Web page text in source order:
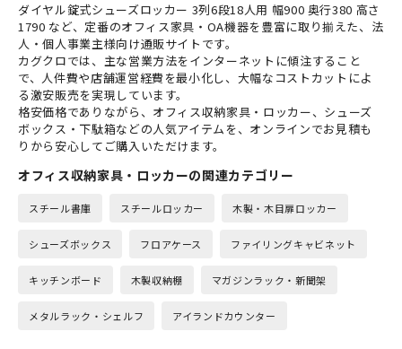
ダイヤル錠式シューズロッカー 3列6段18人用 幅900 奥行380 高さ
1790 など、定番のオフィス家具・OA機器を豊富に取り揃えた、法
人・個人事業主様向け通販サイトです。
カグクロでは、主な営業方法をインターネットに傾注すること
で、人件費や店舗運営経費を最小化し、大幅なコストカットによ
る激安販売を実現しています。
格安価格でありながら、オフィス収納家具・ロッカー、シューズ
ボックス・下駄箱などの人気アイテムを、オンラインでお見積も
りから安心してご購入いただけます。
オフィス収納家具・ロッカーの関連カテゴリー
スチール書庫 スチールロッカー 木製・木目扉ロッカー
シューズボックス フロアケース ファイリングキャビネット
キッチンボード 木製収納棚 マガジンラック・新聞架
メタルラック・シェルフ アイランドカウンター